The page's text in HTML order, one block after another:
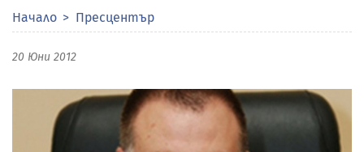
Начало Пресцентър
20 Юни 2012